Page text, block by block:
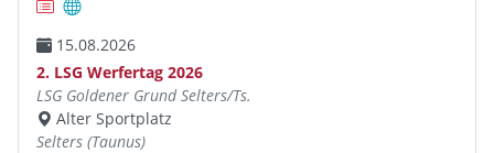
15.08.2026
2. LSG Werfertag 2026
LSG Goldener Grund Selters/Ts.
Alter Sportplatz
Selters (Taunus)